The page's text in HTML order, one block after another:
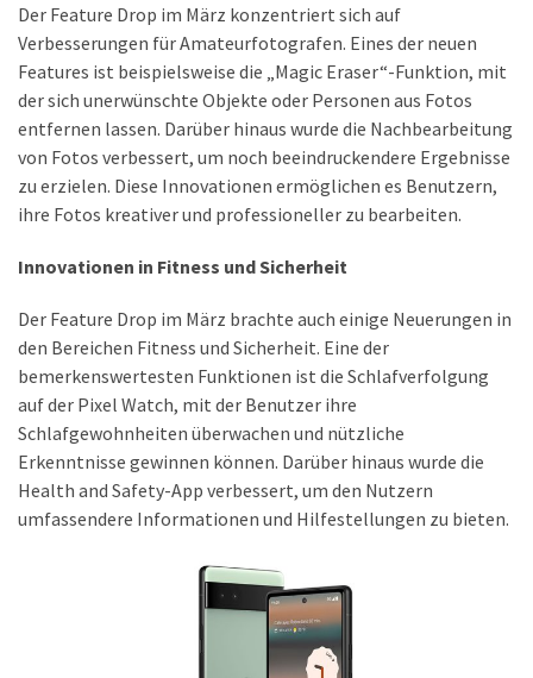
Unterschiede
und
was
passt
besser
dir?
Kurzzeitreisende:
Handy-
Tarif
ist
ideal
lokale
SIM
oder
Der Feature Drop im März konzentriert sich auf
Verbesserungen für Amateurfotografen. Eines der neuen
Features ist beispielsweise die „Magic Eraser“-Funktion, mit
der sich unerwünschte Objekte oder Personen aus Fotos
entfernen lassen. Darüber hinaus wurde die Nachbearbeitung
von Fotos verbessert, um noch beeindruckendere Ergebnisse
zu erzielen. Diese Innovationen ermöglichen es Benutzern,
ihre Fotos kreativer und professioneller zu bearbeiten.
Innovationen in Fitness und Sicherheit
Der Feature Drop im März brachte auch einige Neuerungen in
den Bereichen Fitness und Sicherheit. Eine der
bemerkenswertesten Funktionen ist die Schlafverfolgung
auf der Pixel Watch, mit der Benutzer ihre
Schlafgewohnheiten überwachen und nützliche
Erkenntnisse gewinnen können. Darüber hinaus wurde die
Health and Safety-App verbessert, um den Nutzern
umfassendere Informationen und Hilfestellungen zu bieten.